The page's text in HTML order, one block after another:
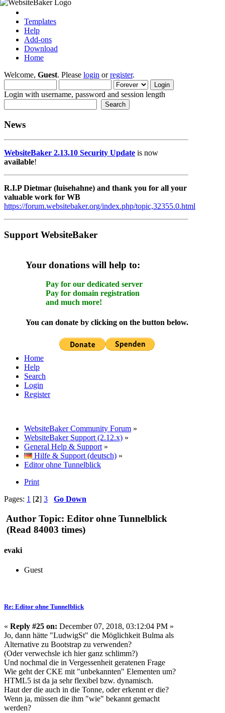
Templates
Help
Add-ons
Download
Home
Welcome, Guest. Please login orregister.
Login with username, password and session length
News
WebsiteBaker 2.13.10 Security Update is now
available!
R.I.P Dietmar (luisehahne) and thank you for all your
valuable work for WB
https://forum.websitebaker.org/index.php/topic,32355.0.html
Support WebsiteBaker
Your donations will help to:
Pay for our dedicated server
Pay for domain registration
and much more!
You can donate by clicking on the button below.
Home
Help
Search
Login
Register
WebsiteBaker Community Forum »
WebsiteBaker Support (2.12.x) »
General Help & Support »
Hilfe & Support (deutsch) »
Editor ohne Tunnelblick
Print
Pages: 1 [2] 3 Go Down
Author Topic: Editor ohne Tunnelblick
(Read 84003 times)
evaki
Guest
Re: Editor ohne Tunnelblick
« Reply #25 on: December 07, 2018, 03:12:04 PM »
Jo, dann hätte "LudwigSt" die Möglichkeit Bulma als
Alternative zu Bootstrap zu verwenden?
(Oder verwechsle ich hier ganz schlimm?)
Und nochmal die in Vergessenheit geratenen Frage
Wie geht der CKE mit "unbekannten" Elementen um?
HTML5 ist da ja sehr flexibel bzw. dynamisch.
Haut der die auch in die Tonne, oder erkennt er die?
Wenn ja, müssen die ihm "wie" bekannt gemacht
werden?